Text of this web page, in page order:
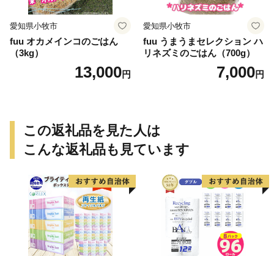
愛知県小牧市
fuu オカメインコのごはん
（3kg）
13,000円
愛知県小牧市
fuu うまうまセレクション ハ
リネズミのごはん（700g）
7,000円
この返礼品を見た人は
こんな返礼品も見ています